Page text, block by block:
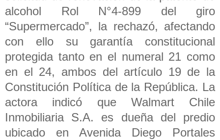
alcohol Rol N°4-899 del giro
“Supermercado”, la rechazó, afectando
con ello su garantía constitucional
protegida tanto en el numeral 21 como
en el 24, ambos del artículo 19 de la
Constitución Política de la República. La
actora indicó que Walmart Chile
Inmobiliaria S.A. es dueña del predio
ubicado en Avenida Diego Portales